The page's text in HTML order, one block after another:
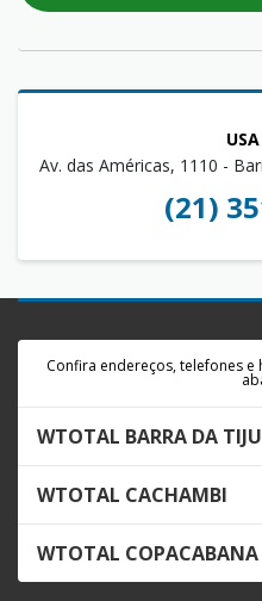
Av. das Américas, 1110 -
(21)
Confira endereços, telefones
WTOTAL BARRA DA
WTOTAL CACHAMBI
WTOTAL COPACABANA